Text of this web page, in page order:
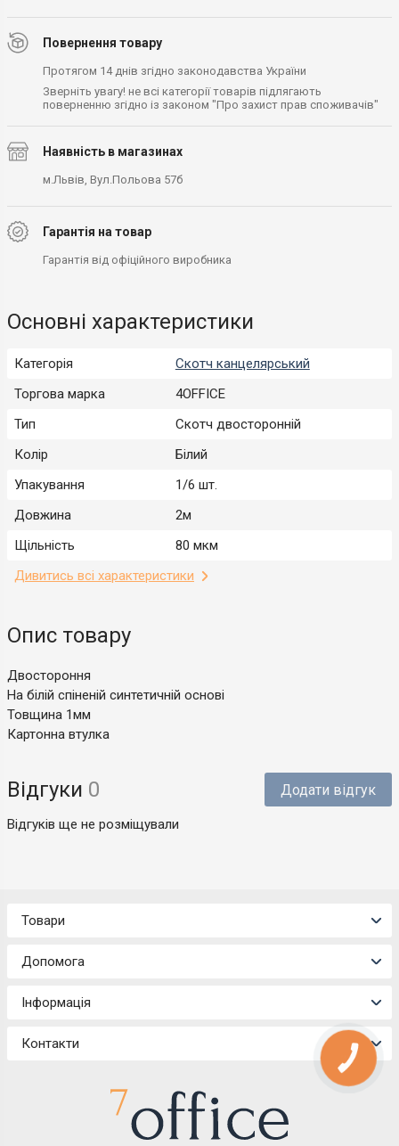
Повернення товару
Протягом 14 днів згідно законодавства України
Зверніть увагу! не всі категорії товарів підлягають
поверненню згідно із законом "Про захист прав споживачів"
Наявність в магазинах
м.Львів, Вул.Польова 57б
Гарантія на товар
Гарантія від офіційного виробника
Основні характеристики
Категорія
Скотч канцелярський
Торгова марка
4OFFICE
Тип
Скотч двосторонній
Колір
Білий
Упакування
1/6 шт.
Довжина
2м
Щільність
80 мкм
Дивитись всі характеристики
Опис товару
Двостороння
На білій спіненій синтетичній основі
Товщина 1мм
Картонна втулка
Відгуки 0 Додати відгук
Відгуків ще не розміщували
Товари
Допомога
Інформація
Контакти
КНОПКА
ЗВ'ЯЗКУ